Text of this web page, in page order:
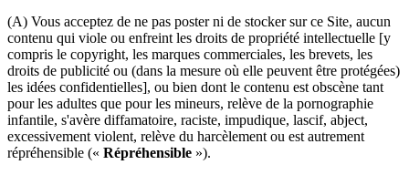
(A) Vous acceptez de ne pas poster ni de stocker sur ce Site, aucun
contenu qui viole ou enfreint les droits de propriété intellectuelle [y
compris le copyright, les marques commerciales, les brevets, les
droits de publicité ou (dans la mesure où elle peuvent être protégées)
les idées confidentielles], ou bien dont le contenu est obscène tant
pour les adultes que pour les mineurs, relève de la pornographie
infantile, s'avère diffamatoire, raciste, impudique, lascif, abject,
excessivement violent, relève du harcèlement ou est autrement
répréhensible (« Répréhensible »).